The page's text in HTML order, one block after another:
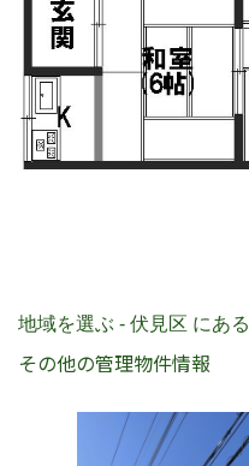
地域を選ぶ - 伏見区 にある
その他の管理物件情報